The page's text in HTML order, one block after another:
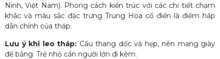
Ninh, Việt Nam). Phong cách kiến trúc với các chi tiết chạm
khắc và màu sắc đặc trưng Trung Hoa cổ điển là điểm hấp
dẫn chính của tháp.
Lưu ý khi leo tháp: Cầu thang dốc và hẹp, nên mang giày
đế bằng. Trẻ nhỏ cần người lớn đi kèm.